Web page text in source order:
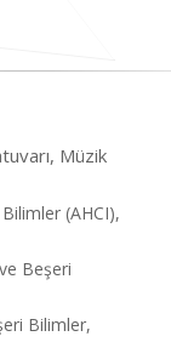
Müzik
(AHCI),
Beşeri
Bilimler,